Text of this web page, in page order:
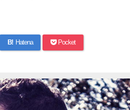
B! Hatena Pocket